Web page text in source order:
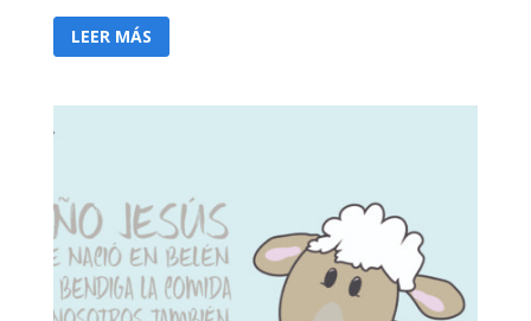
LEER MÁS